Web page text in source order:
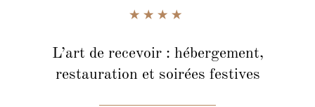
L’art de recevoir : hébergement,
restauration et soirées festives